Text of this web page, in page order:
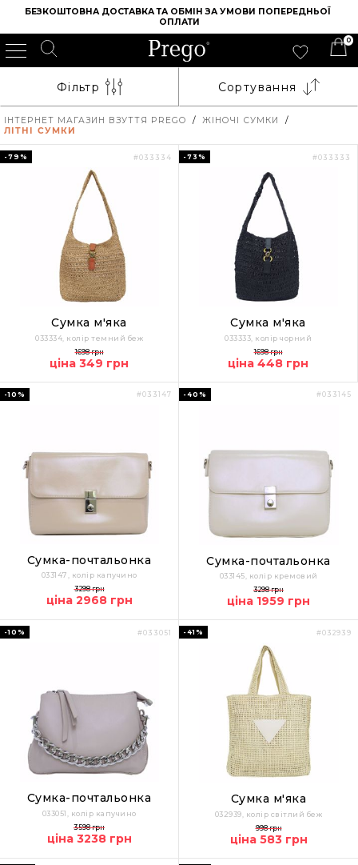
БЕЗКОШТОВНА ДОСТАВКА ТА ОБМІН ЗА УМОВИ ПОПЕРЕДНЬОЇ
ОПЛАТИ
0
Фільтр Сортування
ІНТЕРНЕТ МАГАЗИН ВЗУТТЯ PREGO / ЖІНОЧІ СУМКИ
/
ЛІТНІ СУМКИ
#033334
-79%
Сумка м'яка
033334, колір темний беж
1698 грн
ціна 349 грн
#033333
-73%
Сумка м'яка
033333, колір чорний
1698 грн
ціна 448 грн
#033147
-10%
Сумка-почтальонка
033147, колір капучино
3298 грн
ціна 2968 грн
#033145
-40%
Сумка-почтальонка
033145, колір кремовий
3298 грн
ціна 1959 грн
#033051
-10%
Сумка-почтальонка
033051, колір капучино
3598 грн
ціна 3238 грн
#032939
-41%
Сумка м'яка
032939, колір світлий беж
998 грн
ціна 583 грн